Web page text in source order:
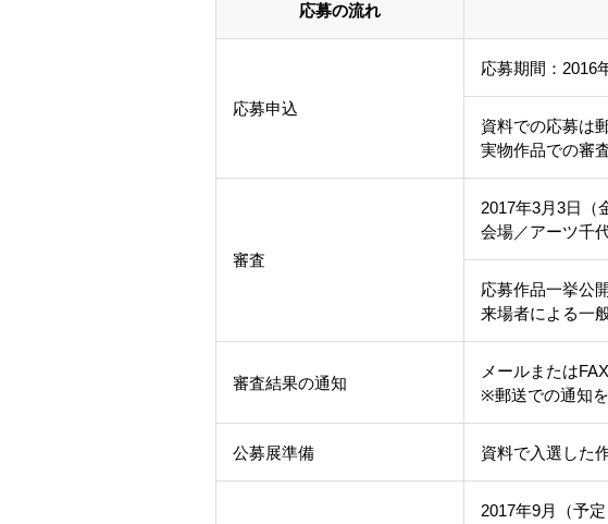
応募の流れ
応募申込
応募期間：2016
資料での応募は
実物作品での審
審査
2017年3月3日（
会場／アーツ千
応募作品一挙公
来場者による一
審査結果の通知
メールまたは
※郵送での通知
公募展準備 資料で入選した
2017年9月（予定